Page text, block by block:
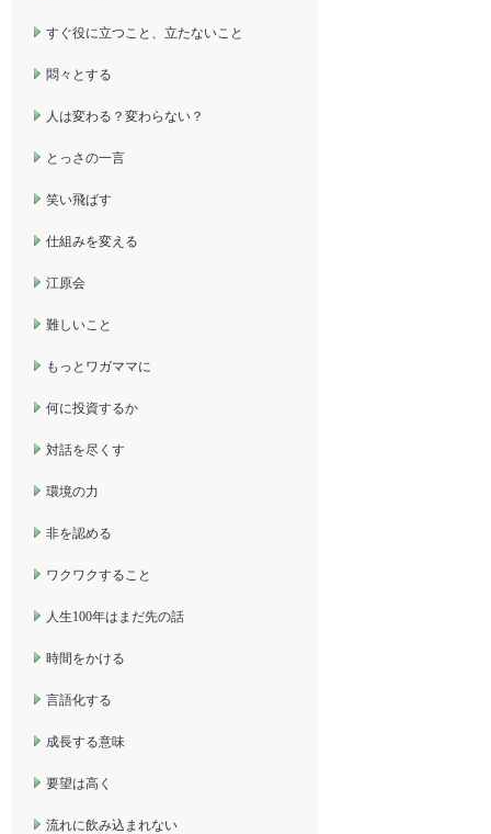
すぐ役に立つこと、立たないこと
悶々とする
人は変わる？変わらない？
とっさの一言
笑い飛ばす
仕組みを変える
江原会
難しいこと
もっとワガママに
何に投資するか
対話を尽くす
環境の力
非を認める
ワクワクすること
人生100年はまだ先の話
時間をかける
言語化する
成長する意味
要望は高く
流れに飲み込まれない